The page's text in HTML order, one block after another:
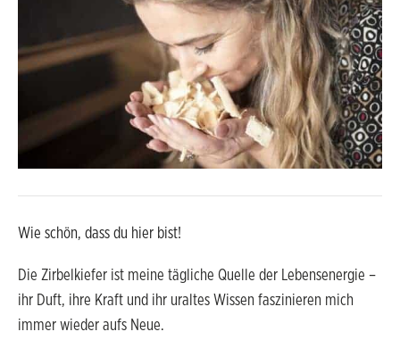
Wie schön, dass du hier bist!
Die Zirbelkiefer ist meine tägliche Quelle der Lebensenergie –
ihr Duft, ihre Kraft und ihr uraltes Wissen faszinieren mich
immer wieder aufs Neue.